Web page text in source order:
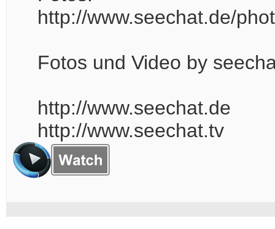
http://www.seechat.de/
Fotos und Video by
http://www.seechat.de
http://www.seechat.tv